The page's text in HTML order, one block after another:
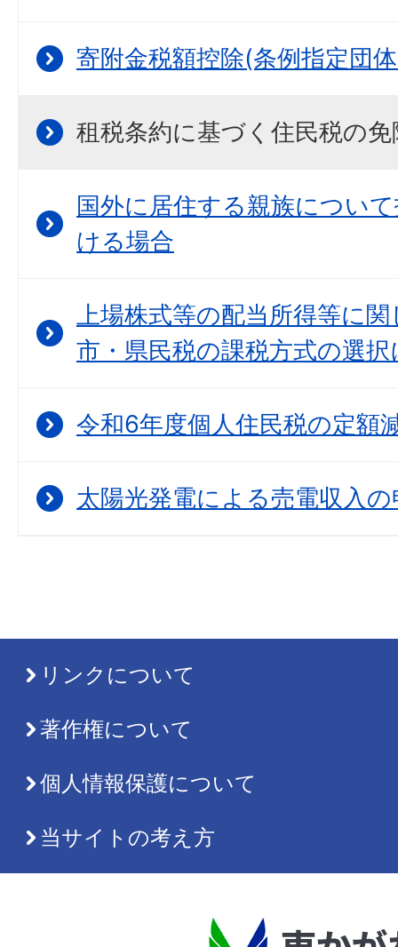
寄附金税額控除(条例指定団
租税条約に基づく住民税の
国外に居住する親族につい
ける場合
上場株式等の配当所得等に
市・県民税の課税方式の選
令和6年度個人住民税の定額
太陽光発電による売電収入
リンクについて
著作権について
個人情報保護について
当サイトの考え方